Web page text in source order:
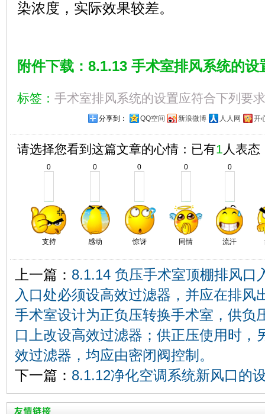
染浓度，实际效果较差。
附件下载：8.1.13 手术室排风系统的
标签： 手术室排风系统的设置应符合下列要求
分享到： QQ空间 新浪微博 人人网 开
请选择您看到这篇文章的心情：已有1 人表态
0
支持
0
感动
0
惊讶
0
同情
0
流汗
上一篇： 8.1.14 负压手术室顶棚排风口
入口处必须设高效过滤器，并应在排风
手术室设计为正负压转换手术室，供负
口上改设高效过滤器；供正压使用时，
效过滤器，均应由密闭阀控制。
下一篇： 8.1.12净化空调系统新风口的